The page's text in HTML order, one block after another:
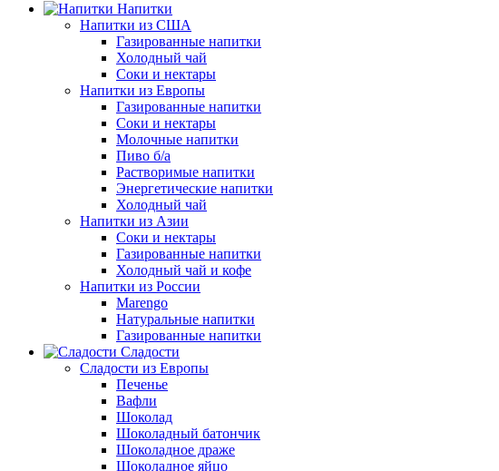
Напитки
Напитки из США
Газированные напитки
Холодный чай
Соки и нектары
Напитки из Европы
Газированные напитки
Соки и нектары
Молочные напитки
Пиво б/а
Растворимые напитки
Энергетические напитки
Холодный чай
Напитки из Азии
Соки и нектары
Газированные напитки
Холодный чай и кофе
Напитки из России
Marengo
Натуральные напитки
Газированные напитки
Сладости
Сладости из Европы
Печенье
Вафли
Шоколад
Шоколадный батончик
Шоколадное драже
Шоколадное яйцо